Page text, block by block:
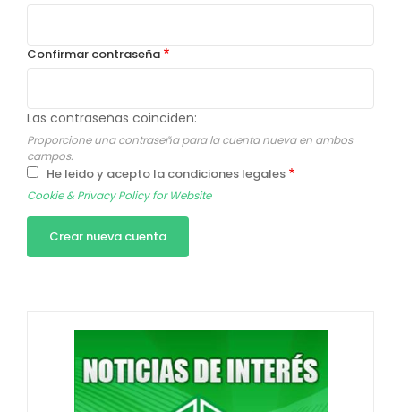
Confirmar contraseña
Las contraseñas coinciden:
Proporcione una contraseña para la cuenta nueva en ambos
campos.
He leido y acepto la condiciones legales
Cookie & Privacy Policy for Website